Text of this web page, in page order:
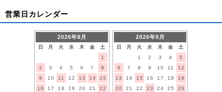
営業日カレンダー
2026年8月
日 月 火 水 木 金
土
1
2
3 4 5 6 7
8
9
10 11 12 13 14
15
16
17 18 19 20 21
22
2026年9月
日 月 火 水 木 金
土
1
2 3 4
5
6
7 8 9 10 11
12
13
14 15 16 17 18
19
20
21 22 23 24 25
26